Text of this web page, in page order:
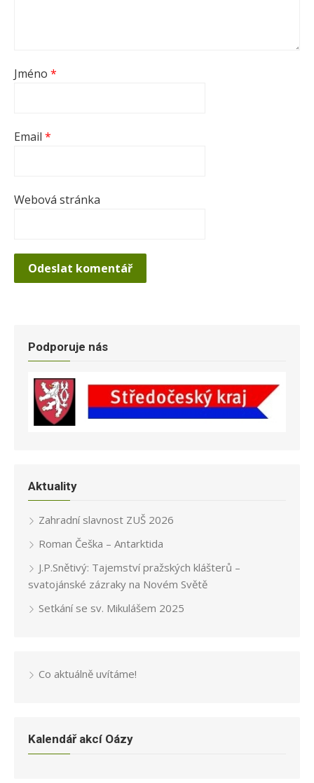
Jméno *
Email *
Webová stránka
Podporuje nás
Aktuality
Zahradní slavnost ZUŠ 2026
Roman Češka – Antarktida
J.P.Snětivý: Tajemství pražských klášterů –
svatojánské zázraky na Novém Světě
Setkání se sv. Mikulášem 2025
Co aktuálně uvítáme!
Kalendář akcí Oázy